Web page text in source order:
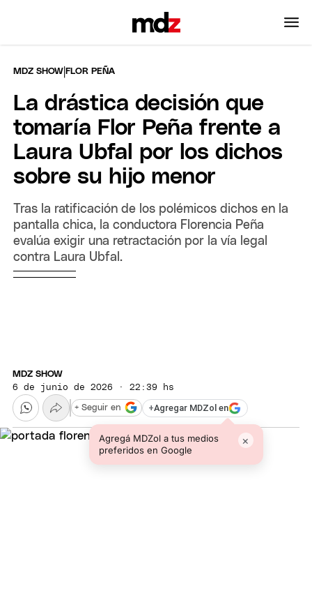
MDZ SHOW |FLOR PEÑA
La drástica decisión que
tomaría Flor Peña frente a
Laura Ubfal por los dichos
sobre su hijo menor
Tras la ratificación de los polémicos dichos en la
pantalla chica, la conductora Florencia Peña
evalúa exigir una retractación por la vía legal
contra Laura Ubfal.
MDZ SHOW
6 de junio de 2026 · 22:39 hs
+Agregar MDZol en
Agregá MDZol a tus medios
preferidos en Google
×
+ Seguir en